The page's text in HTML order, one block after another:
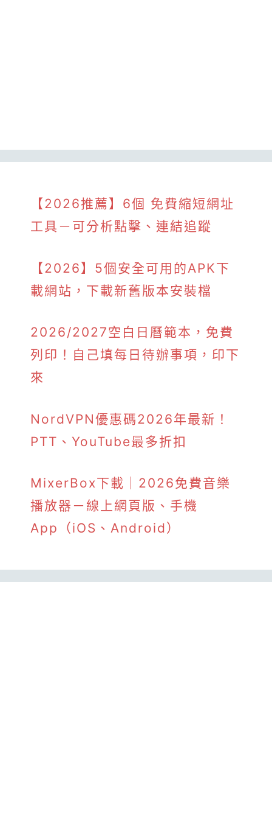
【2026推薦】6個 免費縮短網址
工具－可分析點擊、連結追蹤
【2026】5個安全可用的APK下
載網站，下載新舊版本安裝檔
2026/2027空白日曆範本，免費
列印！自己填每日待辦事項，印下
來
NordVPN優惠碼2026年最新！
PTT、YouTube最多折扣
MixerBox下載｜2026免費音樂
播放器－線上網頁版、手機
App（iOS、Android）